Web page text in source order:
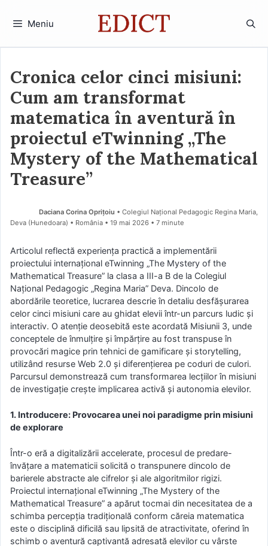
Meniu
Cronica celor cinci misiuni:
Cum am transformat
matematica în aventură în
proiectul eTwinning „The
Mystery of the Mathematical
Treasure”
Daciana Corina Oprițoiu • Colegiul Național Pedagogic Regina Maria,
Deva (Hunedoara) • România
19 mai 2026 • 7 minute
Articolul reflectă experiența practică a implementării
proiectului internațional eTwinning „The Mystery of the
Mathematical Treasure” la clasa a III-a B de la Colegiul
Național Pedagogic „Regina Maria” Deva. Dincolo de
abordările teoretice, lucrarea descrie în detaliu desfășurarea
celor cinci misiuni care au ghidat elevii într-un parcurs ludic și
interactiv. O atenție deosebită este acordată Misiunii 3, unde
conceptele de înmulțire și împărțire au fost transpuse în
provocări magice prin tehnici de gamificare și storytelling,
utilizând resurse Web 2.0 și diferențierea pe coduri de culori.
Parcursul demonstrează cum transformarea lecțiilor în misiuni
de investigație crește implicarea activă și autonomia elevilor.
1. Introducere: Provocarea unei noi paradigme prin misiuni
de explorare
Într-o eră a digitalizării accelerate, procesul de predare-
învățare a matematicii solicită o transpunere dincolo de
barierele abstracte ale cifrelor și ale algoritmilor rigizi.
Proiectul internațional eTwinning „The Mystery of the
Mathematical Treasure” a apărut tocmai din necesitatea de a
schimba percepția tradițională conform căreia matematica
este o disciplină dificilă sau lipsită de atractivitate, oferind în
schimb o aventură captivantă adresată elevilor cu vârste